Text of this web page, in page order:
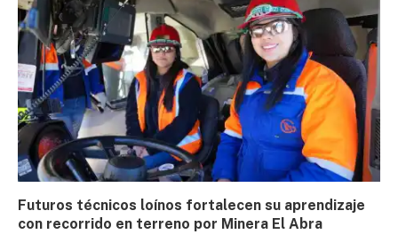
Futuros técnicos loínos fortalecen su aprendizaje
con recorrido en terreno por Minera El Abra